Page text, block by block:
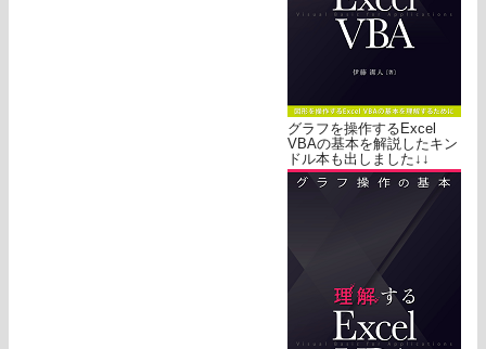
グラフを操作するExcel
VBAの基本を解説したキン
ドル本も出しました↓↓